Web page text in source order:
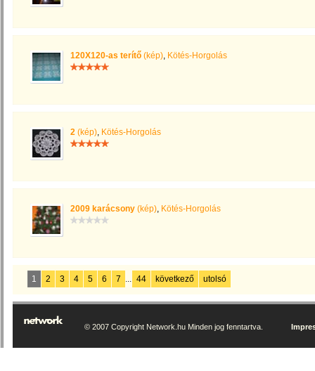
120X120-as terítő (kép), Kötés-Horgolás
2 (kép), Kötés-Horgolás
2009 karácsony (kép), Kötés-Horgolás
1 2 3 4 5 6 7 ... 44 következő utolsó
© 2007 Copyright Network.hu Minden jog fenntartva.